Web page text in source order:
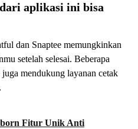
aplikasi ini bisa
dan Snaptee memungkinkan
setelah selesai. Beberapa
mendukung layanan cetak
Fitur Unik Anti